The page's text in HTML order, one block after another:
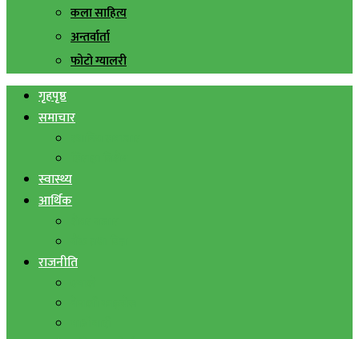
कला साहित्य
अन्तर्वार्ता
फोटो ग्यालरी
गृहपृष्ठ
समाचार
स्वास्थ्य
आर्थिक
राजनीति